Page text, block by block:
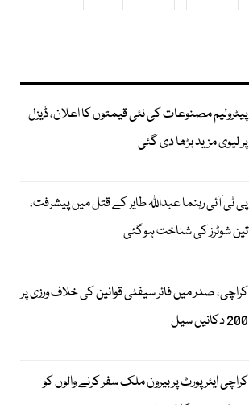
پیٹرولیم مصنوعات کی نئی قیمتوں کا اعلان، ڈیزل
پر لیوی مزید بڑھا دی گئی
پی ٹی آئی رہنما عبداللہ طایر کے قتل میں پیشرفت،
تین شوٹرز کی شناخت ہوگئی
کراچی، صدر میں فائر سیفٹی قوانین کی خلاف ورزی پر
200 دکانیں سیل
کراچی ایئرپورٹ پر بیرون ملک سفر کرنے والوں کو